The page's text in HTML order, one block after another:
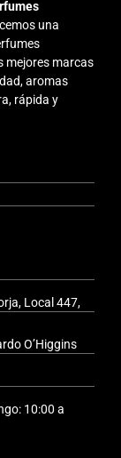
una
mejores marcas
aromas
rápida y
Local 447,
O’Higgins
10:00 a